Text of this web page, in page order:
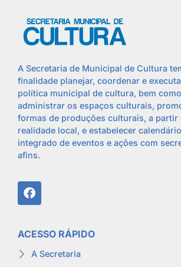
A Secretaria de Municipal de Cultura
finalidade planejar, coordenar e
política municipal de cultura, bem como
administrar os espaços culturais,
formas de produções culturais, a partir
realidade local, e estabelecer calendário
integrado de eventos e ações com
afins.
ACESSO RÁPIDO
A Secretaria